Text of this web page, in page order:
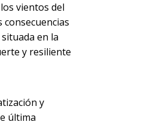
vientos del
en la
y resiliente
y
última